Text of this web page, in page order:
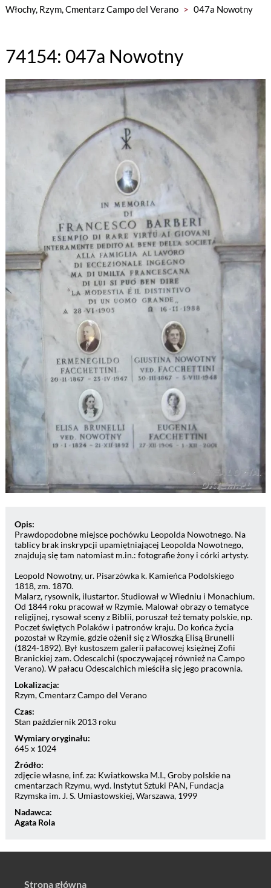
Włochy, Rzym, Cmentarz Campo del Verano > 047a Nowotny
74154: 047a Nowotny
Opis:
Prawdopodobne miejsce pochówku Leopolda Nowotnego. Na
tablicy brak inskrypcji upamiętniającej Leopolda Nowotnego,
znajdują się tam natomiast m.in.: fotografie żony i córki artysty.
Leopold Nowotny, ur. Pisarzówka k. Kamieńca Podolskiego
1818, zm. 1870.
Malarz, rysownik, ilustartor. Studiował w Wiedniu i Monachium.
Od 1844 roku pracował w Rzymie. Malował obrazy o tematyce
religijnej, rysował sceny z Biblii, poruszał też tematy polskie, np.
Poczet świętych Polaków i patronów kraju. Do końca życia
pozostał w Rzymie, gdzie ożenił się z Włoszką Elisą Brunelli
(1824-1892). Był kustoszem galerii pałacowej księżnej Zofii
Branickiej zam. Odescalchi (spoczywającej również na Campo
Verano). W pałacu Odescalchich mieściła się jego pracownia.
Lokalizacja:
Rzym, Cmentarz Campo del Verano
Czas:
Stan październik 2013 roku
Wymiary oryginału:
645 x 1024
Źródło:
zdjęcie własne, inf. za: Kwiatkowska M.I., Groby polskie na
cmentarzach Rzymu, wyd. Instytut Sztuki PAN, Fundacja
Rzymska im. J. S. Umiastowskiej, Warszawa, 1999
Nadawca:
Agata Rola
Strona główna